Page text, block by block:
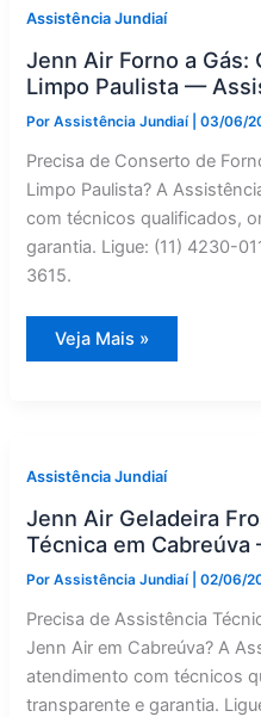
Cabreúva?
Assistência
Técnica
Especializado
Assistência Jundiaí
Jenn Air Forno a Gás:
Limpo Paulista —
PorAssistência Jundiaí |03/06/
Precisa de Conserto de
Limpo Paulista? A
com técnicos qualificados,
garantia. Ligue: (11) 4230-
3615.
Jenn
Air
Limpo
Paulista
Assistência
Jundiaí
Veja Mais »
Assistência Jundiaí
Jenn Air Geladeira
Técnica em
PorAssistência Jundiaí |02/06/
Precisa de Assistência
Jenn Air em Cabreúva? A
atendimento com técnicos
transparente e garantia.